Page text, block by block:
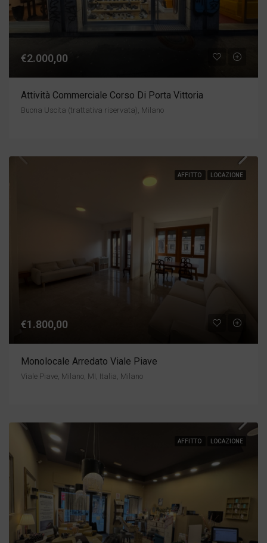
€2.000,00
Attività Commerciale Corso Di Porta Vittoria
Buona Uscita (trattativa riservata), Milano
AFFITTO LOCAZIONE
€1.800,00
Monolocale Arredato Viale Piave
Viale Piave, Milano, MI, Italia, Milano
AFFITTO LOCAZIONE